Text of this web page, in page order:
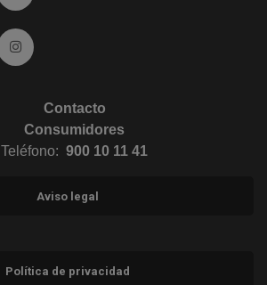
Ir a Instagram (abre en ventana nueva)
Contacto
Consumidores
Teléfono: 900 10 11 41
Aviso legal
Política de privacidad